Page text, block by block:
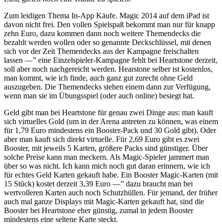
Zum leidigen Thema In-App Käufe. Magic 2014 auf dem iPad ist
davon nicht frei. Den vollen Spielspaß bekommt man nur für knapp
zehn Euro, dazu kommen dann noch weitere Themendecks die
bezahlt werden wollen oder so genannte Deckschlüssel, mit denen
sich vor der Zeit Themendecks aus der Kampagne freischalten
lassen —” eine Einzelspieler-Kampagne fehlt bei Heartstone derzeit,
soll aber noch nachgereicht werden. Hearstone selber ist kostenlos,
man kommt, wie ich finde, auch ganz gut zurecht ohne Geld
auszugeben. Die Themendecks stehen einem dann zur Verfügung,
wenn man sie im Übungsspiel (oder auch online) besiegt hat.
Geld gibt man bei Heartstone für genau zwei Dinge aus: man kauft
sich virtuelles Gold (um in der Arena antreten zu können, was einem
für 1,79 Euro mindestens ein Booster-Pack und 30 Gold gibt). Oder
aber man kauft sich direkt virtuelle. Für 2,69 Euro gibt es zwei
Booster, mit jeweils 5 Karten, größere Packs sind günstiger. Über
solche Preise kann man meckern. Als Magic-Spieler jammert man
über so was nicht. Ich kann mich noch gut daran erinnern, wie ich
für echtes Geld Karten gekauft habe. Ein Booster Magic-Karten (mit
15 Stück) kostet derzeit 3,39 Euro —” dazu braucht man bei
wertvolleren Karten auch noch Schutzhüllen. Für jemand, der früher
auch mal ganze Displays mit Magic-Karten gekauft hat, sind die
Booster bei Heartstone eher günstig, zumal in jedem Booster
mindestens eine seltene Karte steckt.